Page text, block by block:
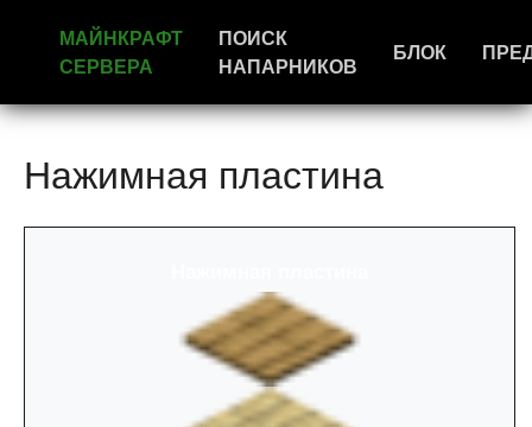
МАЙНКРАФТ
СЕРВЕРА
ПОИСК
НАПАРНИКОВ
БЛОК
Нажимная пластина